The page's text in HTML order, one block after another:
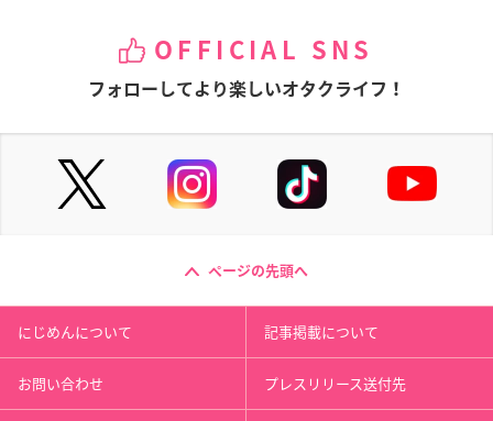
OFFICIAL SNS
フォローしてより楽しいオタクライフ！
ページの先頭へ
にじめんについて 記事掲載について
お問い合わせ プレスリリース送付先